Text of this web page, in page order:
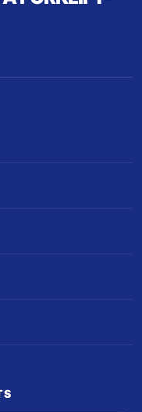
; (4)
Nos
votre coût
et Yanmar.
créer